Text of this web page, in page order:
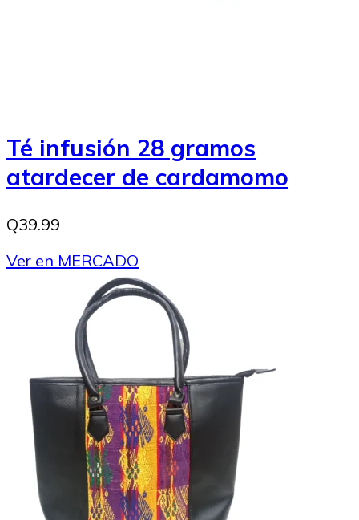
Té infusión 28 gramos
atardecer de cardamomo
Q39.99
Ver en MERCADO